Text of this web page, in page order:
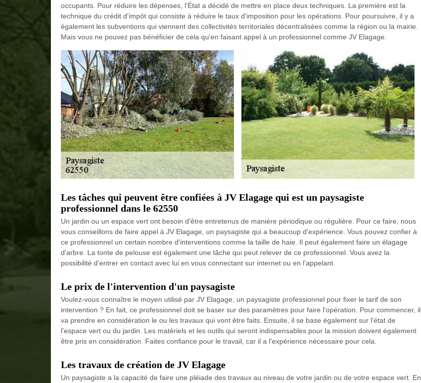
occupants. Pour réduire les dépenses, l'État a décidé de mettre en place deux techniques. La première est la
technique du crédit d'impôt qui consiste à réduire le taux d'imposition pour les opérations. Pour poursuivre, il y a
également les subventions qui viennent des collectivités territoriales décentralisées comme la région ou la mairie.
Mais vous ne pouvez pas bénéficier de cela qu'en faisant appel à un professionnel comme JV Elagage.
Les tâches qui peuvent être confiées à JV Elagage qui est un paysagiste
professionnel dans le 62550
Un jardin ou un espace vert ont besoin d'être entretenus de manière périodique ou régulière. Pour ce faire, nous
vous conseillons de faire appel à JV Elagage, un paysagiste qui a beaucoup d'expérience. Vous pouvez confier à
ce professionnel un certain nombre d'interventions comme la taille de haie. Il peut également faire un élagage
d'arbre. La tonte de pelouse est également une tâche qui peut relever de ce professionnel. Vous avez la
possibilité d'entrer en contact avec lui en vous connectant sur internet ou en l'appelant.
Le prix de l'intervention d'un paysagiste
Voulez-vous connaître le moyen utilisé par JV Elagage, un paysagiste professionnel pour fixer le tarif de son
intervention ? En fait, ce professionnel doit se baser sur des paramètres pour faire l'opération. Pour commencer, il
va prendre en considération le ou les travaux qui vont être faits. Ensuite, il se base également sur l'état de
l'espace vert ou du jardin. Les matériels et les outils qui seront indispensables pour la mission doivent également
être pris en considération. Faites confiance pour le travail, car il a l'expérience nécessaire pour cela.
Les travaux de création de JV Elagage
Un paysagiste a la capacité de faire une pléiade des travaux au niveau de votre jardin ou de votre espace vert. En